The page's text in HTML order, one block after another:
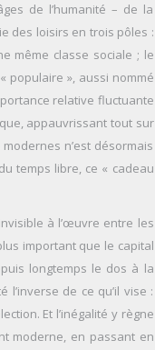
de l’humanité – de la
des loisirs en trois pôles :
même classe sociale ; le
populaire », aussi nommé
relative fluctuante
appauvrissant tout sur
n’est désormais
temps libre, ce « cadeau
à l’œuvre entre les
important que le capital
longtemps le dos à la
de ce qu’il vise :
Et l’inégalité y règne
moderne, en passant en